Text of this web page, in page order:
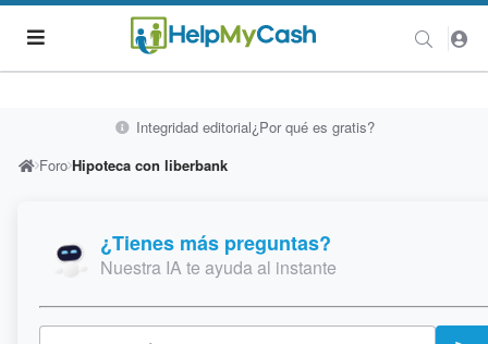
Integridad editorial¿Por qué es gratis?
Foro Hipoteca con liberbank
¿Tienes más preguntas?
Nuestra IA te ayuda al instante